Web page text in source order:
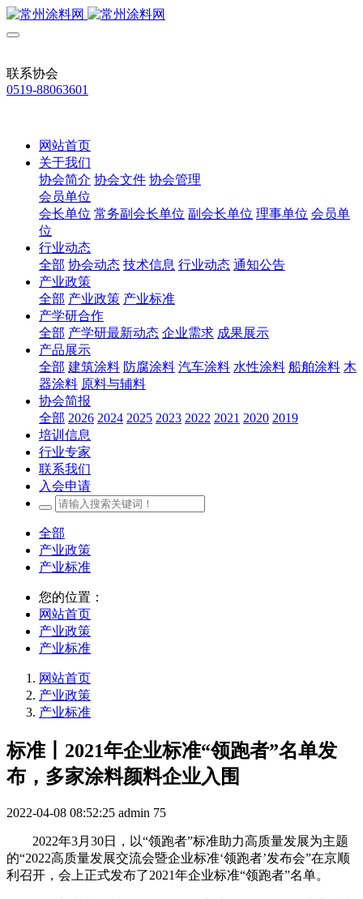
联系协会
0519-88063601
网站首页
关于我们
协会简介 协会文件 协会管理
会员单位
会长单位 常务副会长单位 副会长单位 理事单位 会员单
位
行业动态
全部 协会动态 技术信息 行业动态 通知公告
产业政策
全部 产业政策 产业标准
产学研合作
全部 产学研最新动态 企业需求 成果展示
产品展示
全部 建筑涂料 防腐涂料 汽车涂料 水性涂料 船舶涂料 木
器涂料 原料与辅料
协会简报
全部 2026 2024 2025 2023 2022 2021 2020 2019
培训信息
行业专家
联系我们
入会申请
全部
产业政策
产业标准
您的位置：
网站首页
产业政策
产业标准
网站首页
产业政策
产业标准
标准丨2021年企业标准“领跑者”名单发
布，多家涂料颜料企业入围
2022-04-08 08:52:25 admin 75
2022年3月30日，以“领跑者”标准助力高质量发展为主题
的“2022高质量发展交流会暨企业标准‘领跑者’发布会”在京顺
利召开，会上正式发布了2021年企业标准“领跑者”名单。